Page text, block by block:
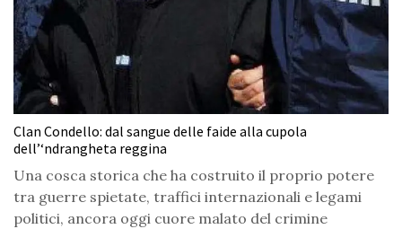
Clan Condello: dal sangue delle faide alla cupola
dell’‘ndrangheta reggina
Una cosca storica che ha costruito il proprio potere
tra guerre spietate, traffici internazionali e legami
politici, ancora oggi cuore malato del crimine